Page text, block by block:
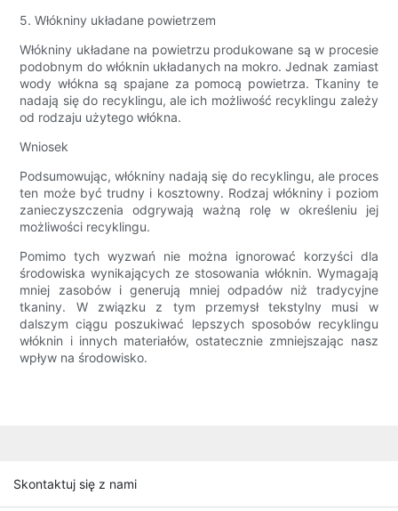
5. Włókniny układane powietrzem
Włókniny układane na powietrzu produkowane są w procesie
podobnym do włóknin układanych na mokro. Jednak zamiast
wody włókna są spajane za pomocą powietrza. Tkaniny te
nadają się do recyklingu, ale ich możliwość recyklingu zależy
od rodzaju użytego włókna.
Wniosek
Podsumowując, włókniny nadają się do recyklingu, ale proces
ten może być trudny i kosztowny. Rodzaj włókniny i poziom
zanieczyszczenia odgrywają ważną rolę w określeniu jej
możliwości recyklingu.
Pomimo tych wyzwań nie można ignorować korzyści dla
środowiska wynikających ze stosowania włóknin. Wymagają
mniej zasobów i generują mniej odpadów niż tradycyjne
tkaniny. W związku z tym przemysł tekstylny musi w
dalszym ciągu poszukiwać lepszych sposobów recyklingu
włóknin i innych materiałów, ostatecznie zmniejszając nasz
wpływ na środowisko.
Skontaktuj się z nami